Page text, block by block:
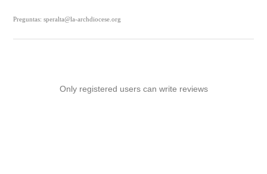
Preguntas: speralta@la-archdiocese.org
Only registered users can write reviews